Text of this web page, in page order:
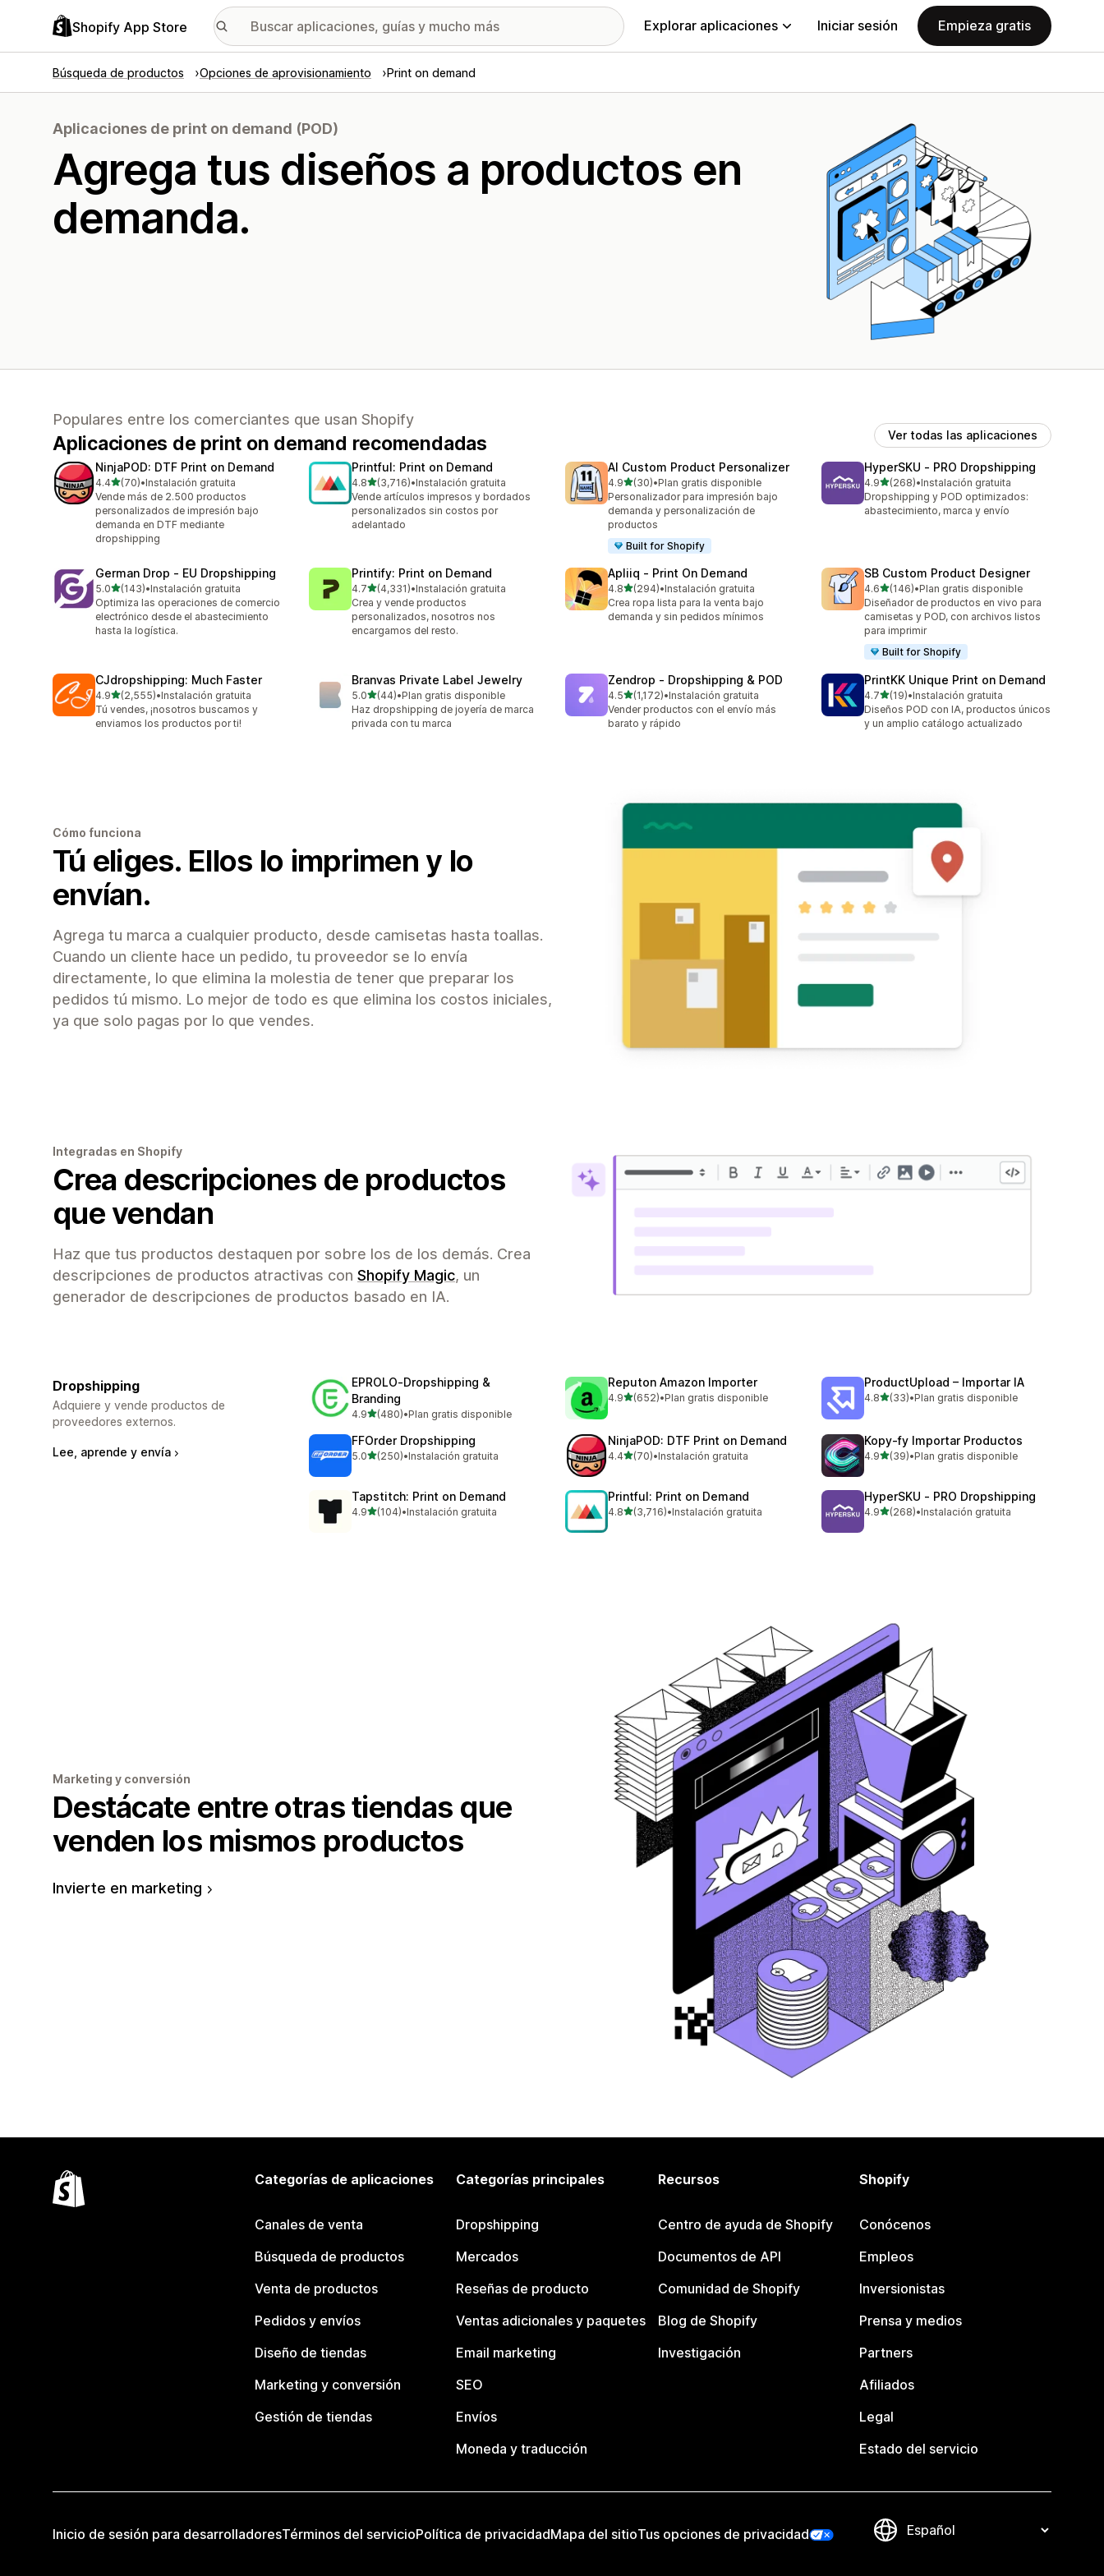
Shopify App Store Explorar aplicaciones Iniciar sesión Empieza gratis
Búsqueda de productos Opciones de aprovisionamiento Print on demand
Aplicaciones de print on demand (POD)
Agrega tus diseños a productos en
demanda.
Populares entre los comerciantes que usan Shopify
Aplicaciones de print on demand recomendadas Ver todas las aplicaciones
NinjaPOD: DTF Print on Demand
4.4de 5 estrellas
(70)
70 reseñas en total
•Instalación gratuita
Vende más de 2.500 productos
personalizados de impresión bajo
demanda en DTF mediante
dropshipping
Printful: Print on Demand
4.8de 5 estrellas
(3,716)
3716 reseñas en total
•Instalación gratuita
Vende artículos impresos y bordados
personalizados sin costos por
adelantado
AI Custom Product Personalizer
4.9de 5 estrellas
(30)
30 reseñas en total
•Plan gratis disponible
Personalizador para impresión bajo
demanda y personalización de
productos
Built for Shopify
HyperSKU ‑ PRO Dropshipping
4.9de 5 estrellas
(268)
268 reseñas en total
•Instalación gratuita
Dropshipping y POD optimizados:
abastecimiento, marca y envío
German Drop ‑ EU Dropshipping
5.0de 5 estrellas
(143)
143 reseñas en total
•Instalación gratuita
Optimiza las operaciones de comercio
electrónico desde el abastecimiento
hasta la logística.
Printify: Print on Demand
4.7de 5 estrellas
(4,331)
4331 reseñas en total
•Instalación gratuita
Crea y vende productos
personalizados, nosotros nos
encargamos del resto.
Apliiq ‑ Print On Demand
4.8de 5 estrellas
(294)
294 reseñas en total
•Instalación gratuita
Crea ropa lista para la venta bajo
demanda y sin pedidos mínimos
SB Custom Product Designer
4.6de 5 estrellas
(146)
146 reseñas en total
•Plan gratis disponible
Diseñador de productos en vivo para
camisetas y POD, con archivos listos
para imprimir
Built for Shopify
CJdropshipping: Much Faster
4.9de 5 estrellas
(2,555)
2555 reseñas en total
•Instalación gratuita
Tú vendes, ¡nosotros buscamos y
enviamos los productos por ti!
Branvas Private Label Jewelry
5.0de 5 estrellas
(44)
44 reseñas en total
•Plan gratis disponible
Haz dropshipping de joyería de marca
privada con tu marca
Zendrop ‑ Dropshipping & POD
4.5de 5 estrellas
(1,172)
1172 reseñas en total
•Instalación gratuita
Vender productos con el envío más
barato y rápido
PrintKK Unique Print on Demand
4.7de 5 estrellas
(19)
19 reseñas en total
•Instalación gratuita
Diseños POD con IA, productos únicos
y un amplio catálogo actualizado
Cómo funciona
Tú eliges. Ellos lo imprimen y lo
envían.
Agrega tu marca a cualquier producto, desde camisetas hasta toallas.
Cuando un cliente hace un pedido, tu proveedor se lo envía
directamente, lo que elimina la molestia de tener que preparar los
pedidos tú mismo. Lo mejor de todo es que elimina los costos iniciales,
ya que solo pagas por lo que vendes.
Integradas en Shopify
Crea descripciones de productos
que vendan
Haz que tus productos destaquen por sobre los de los demás. Crea
descripciones de productos atractivas con Shopify Magic, un
generador de descripciones de productos basado en IA.
Dropshipping
Adquiere y vende productos de
proveedores externos.
Lee, aprende y envía
EPROLO‑Dropshipping &
Branding
4.9de 5 estrellas
(480)
480 reseñas en total
•Plan gratis disponible
Reputon Amazon Importer
4.9de 5 estrellas
(652)
652 reseñas en total
•Plan gratis disponible
ProductUpload – Importar IA
4.8de 5 estrellas
(33)
33 reseñas en total
•Plan gratis disponible
FFOrder Dropshipping
5.0de 5 estrellas
(250)
250 reseñas en total
•Instalación gratuita
NinjaPOD: DTF Print on Demand
4.4de 5 estrellas
(70)
70 reseñas en total
•Instalación gratuita
Kopy‑fy Importar Productos
4.9de 5 estrellas
(39)
39 reseñas en total
•Plan gratis disponible
Tapstitch: Print on Demand
4.9de 5 estrellas
(104)
104 reseñas en total
•Instalación gratuita
Printful: Print on Demand
4.8de 5 estrellas
(3,716)
3716 reseñas en total
•Instalación gratuita
HyperSKU ‑ PRO Dropshipping
4.9de 5 estrellas
(268)
268 reseñas en total
•Instalación gratuita
Marketing y conversión
Destácate entre otras tiendas que
venden los mismos productos
Invierte en marketing
Categorías de aplicaciones
Canales de venta
Búsqueda de productos
Venta de productos
Pedidos y envíos
Diseño de tiendas
Marketing y conversión
Gestión de tiendas
Categorías principales
Dropshipping
Mercados
Reseñas de producto
Ventas adicionales y paquetes
Email marketing
SEO
Envíos
Moneda y traducción
Recursos
Centro de ayuda de Shopify
Documentos de API
Comunidad de Shopify
Blog de Shopify
Investigación
Shopify
Conócenos
Empleos
Inversionistas
Prensa y medios
Partners
Afiliados
Legal
Estado del servicio
Inicio de sesión para desarrolladoresTérminos del servicioPolítica de privacidadMapa del sitioTus opciones de privacidad